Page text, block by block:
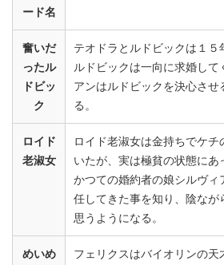
ード名
奮いだ
ったル
ドビッ
ク
テオドラとルドビックは１５
ルドビックは一向に求婚して
アンはルドビックを決心させ
る。
ロイド
老淑女
ロイド老淑女は金持ちでケチ
いたが、実は極貧の状態にあ
かつての婚約者の娘シルヴィ
任してきた事を知り、陰なが
思うようになる。
めいめ
フェリクスはバイオリンの天